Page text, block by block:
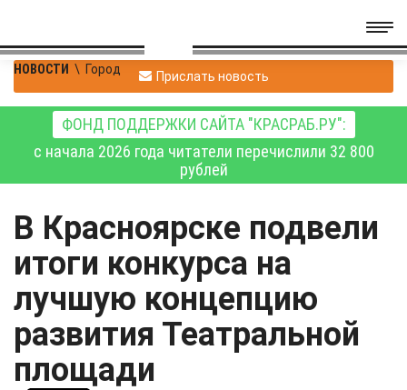
НОВОСТИ \ Город Прислать новость
ФОНД ПОДДЕРЖКИ САЙТА "КРАСРАБ.РУ":
с начала 2026 года читатели перечислили 32 800
рублей
В Красноярске подвели
итоги конкурса на
лучшую концепцию
развития Театральной
площади